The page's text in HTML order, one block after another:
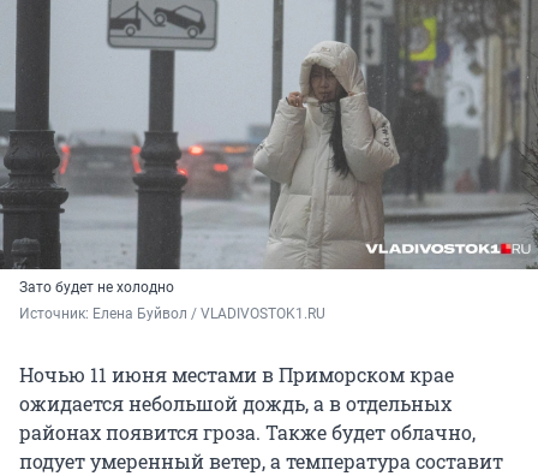
Зато будет не холодно
Источник: Елена Буйвол / VLADIVOSTOK1.RU
Ночью 11 июня местами в Приморском крае
ожидается небольшой дождь, а в отдельных
районах появится гроза. Также будет облачно,
подует умеренный ветер, а температура составит